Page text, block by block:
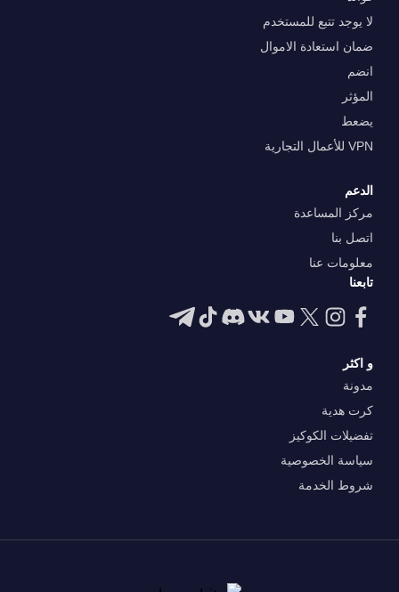
لا يوجد تتبع للمستخدم
ضمان استعادة الاموال
انضم
المؤثر
يضعط
VPN للأعمال التجارية
الدعم
مركز المساعدة
اتصل بنا
معلومات عنا
تابعنا
و اكثر
مدونة
كرت هدية
تفضيلات الكوكيز
سياسة الخصوصية
شروط الخدمة